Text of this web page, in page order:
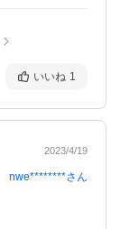
いいね 1
2023/4/19
nwe********さん